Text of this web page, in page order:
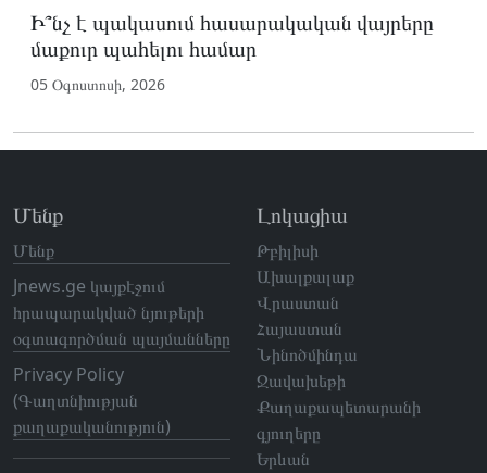
Ի՞նչ է պակասում հասարակական վայրերը
մաքուր պահելու համար
05 Օգոստոսի, 2026
Մենք
Մենք
Jnews.ge կայքէջում
հրապարակված նյութերի
օգտագործման պայմանները
Privacy Policy
(Գաղտնիության
քաղաքականություն)
Լոկացիա
Թբիլիսի
Ախալքալաք
Վրաստան
Հայաստան
Նինոծմինդա
Ջավախեթի
Քաղաքապետարանի
գյուղերը
Երևան